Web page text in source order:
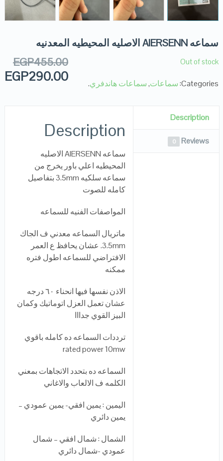
سماعه AIERSENN الاصليه المحيطيه المعدنيه
EGP455.00
EGP290.00
Out of stock
Categories: سماعات,سماعات هاندفري.
Description
Reviews
0
Description
سماعه AIERSENN الاصليه
المحيطيه اعلي باور يخرج من
سماعه سلكيه 3.5mm بتفاصيل
كامله للصوت
المواصفات الفنيه للسماعه
ماتريال السماعه معدني ف الجاك
3.5mm. عشان يحافظ ع العمر
الافتراضي للسماعه اطول فتره
ممكنه
الاذن نفسها فيها انحناء ٦٠ درجه
عشان تعمل العزل اتوماتيك وكمان
البيز القوي جدااا
ترددات السماعه ده كامله باقوي
rated power 10mw
السماعه ده بتحدد الاتجاهات بمعني
الكلمه ف الالعاب والاغاني
اليمين : يمين افقي- يمين عمودي –
يمين دائري
الشمال : شمال افقي – شمال
عمودي -شمال دائري